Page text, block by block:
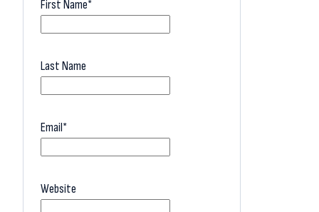
First Name*
Last Name
Email*
Website